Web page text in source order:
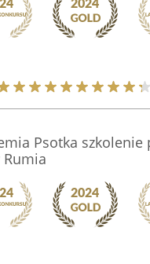
Psotka